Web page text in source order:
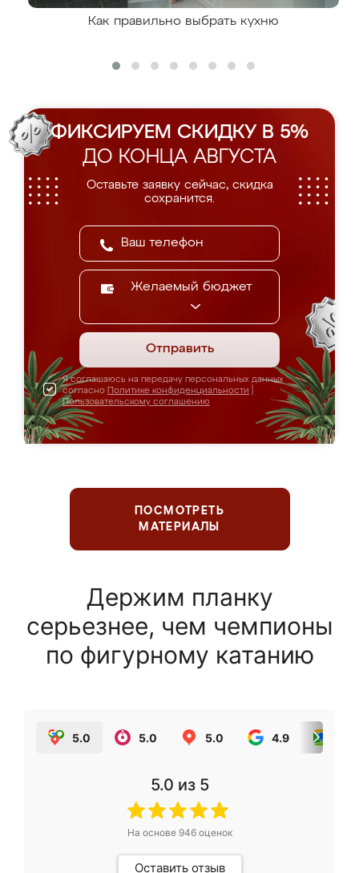
Как правильно выбрать кухню
ФИКСИРУЕМ СКИДКУ В 5%
ДО КОНЦА АВГУСТА
Оставьте заявку сейчас, скидка
сохранится.
Желаемый бюджет
Отправить
Я соглашаюсь на передачу персональных данных
согласно Политике конфиденциальности
Пользовательскому соглашению
ПОСМОТРЕТЬ
МАТЕРИАЛЫ
Держим планку
серьезнее, чем чемпионы
по фигурному катанию
5.0 5.0 5.0 4.9
5.0 из 5
На основе 946оценок
Оставить отзыв